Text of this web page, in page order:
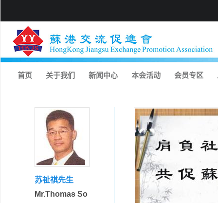
首页 关于我们 新闻中心 本会活动 会员专区
苏祉祺先生
Mr.Thomas So